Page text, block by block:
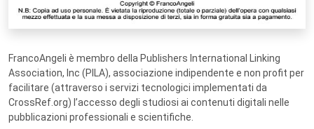
FrancoAngeli è membro della Publishers International Linking
Association, Inc (PILA), associazione indipendente e non profit per
facilitare (attraverso i servizi tecnologici implementati da
CrossRef.org) l’accesso degli studiosi ai contenuti digitali nelle
pubblicazioni professionali e scientifiche.